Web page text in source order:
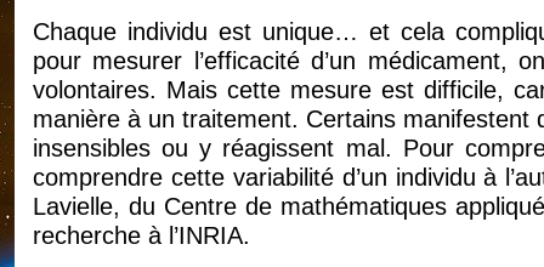
Chaque individu est unique… et cela
pour mesurer l’efficacité d’un médicament,
volontaires. Mais cette mesure est difficile,
manière à un traitement. Certains manifestent
insensibles ou y réagissent mal. Pour
comprendre cette variabilité d’un individu à
Lavielle, du Centre de mathématiques
recherche à l’INRIA.